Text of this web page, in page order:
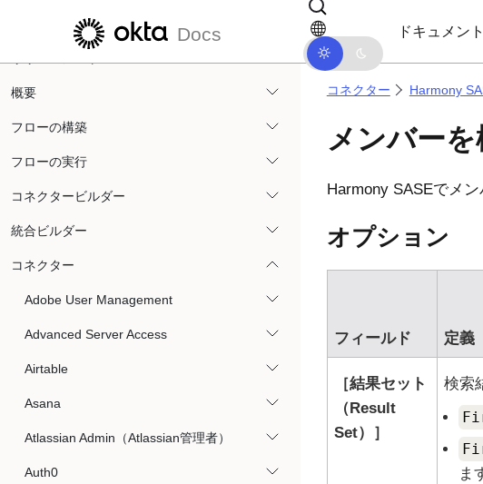
メインコンテンツにスキップ ドキュメントナビゲーションにスキップ
Docs ドキュメント
PowerShellの実行
概要
フローの構築
フローの実行
コネクタービルダー
統合ビルダー
コネクター
Adobe User Management
Advanced Server Access
Airtable
Asana
Atlassian Admin（Atlassian管理者）
Auth0
コネクター Harmony
メンバー
Harmony SASEでメン
オプション
フィールド 定義
結果セット
（Result
Set）
検索
ま